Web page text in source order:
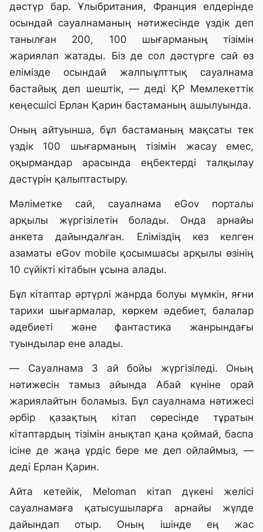
дәстүр бар. Ұлыбритания, Франция елдерінде
осындай сауалнаманың нәтижесінде үздік деп
танылған 200, 100 шығарманың тізімін
жариялап жатады. Біз де сол дәстүрге сай өз
елімізде осындай жалпыұлттық сауалнама
бастайық деп шештік, — деді ҚР Мемлекеттік
кеңесшісі Ерлан Қарин бастаманың ашылуында.
Оның айтуынша, бұл бастаманың мақсаты тек
үздік 100 шығарманың тізімін жасау емес,
оқырмандар арасында еңбектерді талқылау
дәстүрін қалыптастыру.
Мәліметке сай, сауалнама eGov порталы
арқылы жүргізілетін болады. Онда арнайы
анкета дайындалған. Еліміздің кез келген
азаматы eGov mobile қосымшасы арқылы өзінің
10 сүйікті кітабын ұсына алады.
Бұл кітаптар әртүрлі жанрда болуы мүмкін, яғни
тарихи шығармалар, көркем әдебиет, балалар
әдебиеті және фантастика жанрындағы
туындылар ене алады.
— Сауалнама 3 ай бойы жүргізіледі. Оның
нәтижесін тамыз айында Абай күніне орай
жариялайтын боламыз. Бұл сауалнама нәтижесі
әрбір қазақтың кітап сөресінде тұратын
кітаптардың тізімін анықтап қана қоймай, баспа
ісіне де жаңа үрдіс бере ме деп ойлаймыз, —
деді Ерлан Қарин.
Айта кетейік, Meloman кітап дүкені желісі
сауалнамаға қатысушыларға арнайы жүлде
дайындап отыр. Оның ішінде ең жас